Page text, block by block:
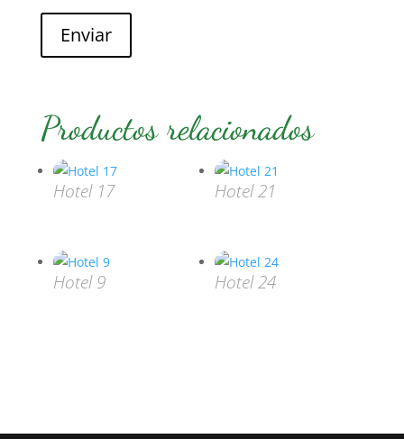
Enviar
Productos relacionados
Hotel 17 Hotel 21
Hotel 9 Hotel 24